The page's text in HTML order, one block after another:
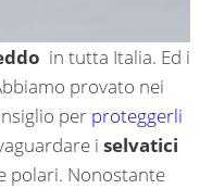
in tutta Italia. Ed i
provato nei
per proteggerli
i selvatici
polari. Nonostante